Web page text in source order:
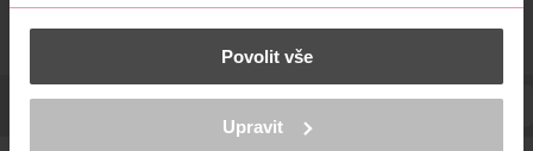
konkrétní charakteristiky (otisk prstu)
Zjistěte více o tom, jak zpracováváme vaše osobní údaje, a nastavte
části s podrobnostmi . Svůj souhlas můžete kdykoliv
K provozu stránek, personalizaci obsahu a reklam, funkcí sociálních
médií, analýze návštěvnosti, které mohou nést osobní údaje.
Povolit vše
Upravit
POPIS OBJEM